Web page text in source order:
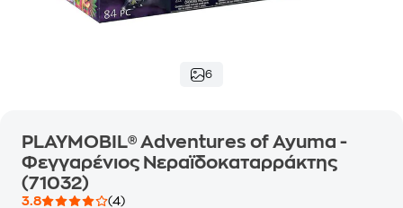
6
PLAYMOBIL® Adventures of Ayuma -
Φεγγαρένιος Νεραϊδοκαταρράκτης
(71032)
3.8
(4)